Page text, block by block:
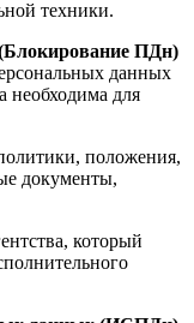
техники.
ПДн)
данных
необходима для
положения,
документы,
который